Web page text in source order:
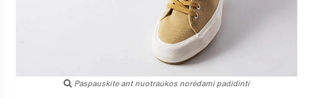
Paspauskite ant nuotraukos norėdami padidinti